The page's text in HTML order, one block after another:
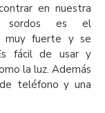
en nuestra
sordos es el
muy fuerte y se
fácil de usar y
la luz. Además
teléfono y una